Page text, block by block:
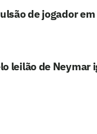
de jogador
leilão de Neymar